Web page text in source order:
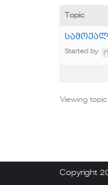
Topic
Started by:
Viewing topic
Copyright